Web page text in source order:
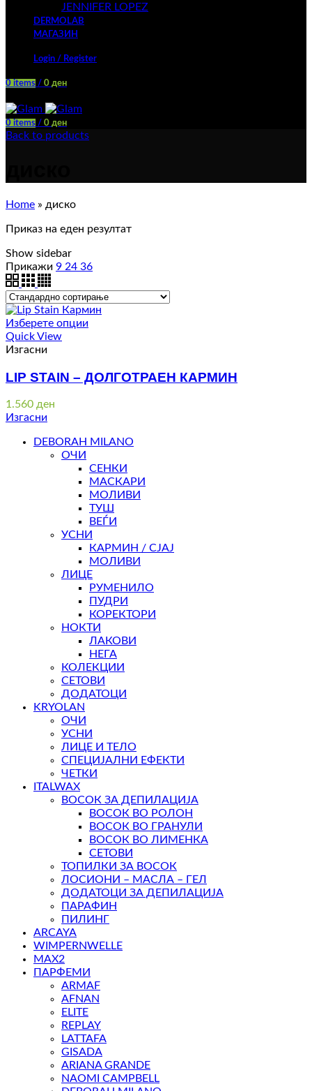
JENNIFER LOPEZ
DERMOLAB
МАГАЗИН
Login / Register
0 items / 0 ден
0 items / 0 ден
Back to products
Home » диско
Приказ на еден резултат
Show sidebar
Прикажи 9 24 36
Изберете опции
Quick View
Изгасни
LIP STAIN – ДОЛГОТРАЕН КАРМИН
1.560 ден
Изгасни
DEBORAH MILANO
ОЧИ
СЕНКИ
МАСКАРИ
МОЛИВИ
ТУШ
ВЕЃИ
УСНИ
КАРМИН / СЈАЈ
МОЛИВИ
ЛИЦЕ
РУМЕНИЛО
ПУДРИ
КОРЕКТОРИ
НОКТИ
ЛАКОВИ
НЕГА
КОЛЕКЦИИ
СЕТОВИ
ДОДАТОЦИ
KRYOLAN
ОЧИ
УСНИ
ЛИЦЕ И ТЕЛО
СПЕЦИЈАЛНИ ЕФЕКТИ
ЧЕТКИ
ITALWAX
ВОСОК ЗА ДЕПИЛАЦИЈА
ВОСОК ВО РОЛОН
ВОСОК ВО ГРАНУЛИ
ВОСОК ВО ЛИМЕНКА
СЕТОВИ
ТОПИЛКИ ЗА ВОСОК
ЛОСИОНИ – МАСЛА – ГЕЛ
ДОДАТОЦИ ЗА ДЕПИЛАЦИЈА
ПАРАФИН
ПИЛИНГ
ARCAYA
WIMPERNWELLE
MAX2
ПАРФЕМИ
ARMAF
AFNAN
ELITE
REPLAY
LATTAFA
GISADA
ARIANA GRANDE
NAOMI CAMPBELL